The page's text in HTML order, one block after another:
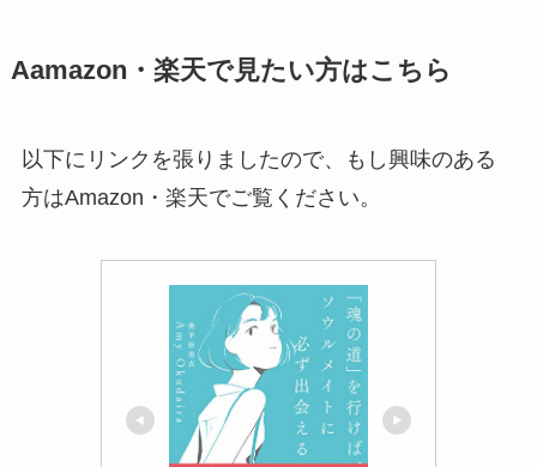
Aamazon・楽天で見たい方はこちら
以下にリンクを張りましたので、もし興味のある
方はAmazon・楽天でご覧ください。